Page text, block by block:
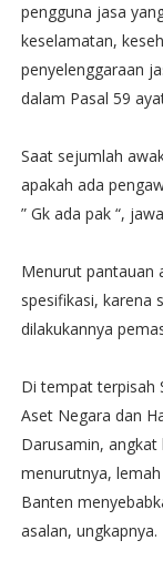
pengguna jasa
keselamatan,
penyelenggaraan
dalam Pasal 59
Saat sejumlah
apakah ada
” Gk ada pak “,
Menurut pantauan
spesifikasi, karena
dilakukannya
Di tempat terpisah
Aset Negara dan
Darusamin,
menurutnya,
Banten
asalan, ungkapnya.